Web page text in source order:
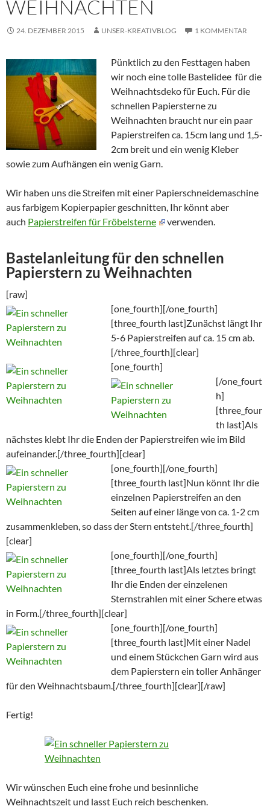
WEIHNACHTEN
24. DEZEMBER 2015 UNSER-KREATIVBLOG 1 KOMMENTAR
Pünktlich zu den Festtagen haben
wir noch eine tolle Bastelidee für die
Weihnachtsdeko für Euch. Für die
schnellen Papiersterne zu
Weihnachten braucht nur ein paar
Papierstreifen ca. 15cm lang und 1,5-
2cm breit und ein wenig Kleber
sowie zum Aufhängen ein wenig Garn.
Wir haben uns die Streifen mit einer Papierschneidemaschine
aus farbigem Kopierpapier geschnitten, Ihr könnt aber
auch Papierstreifen für Fröbelsterne verwenden.
Bastelanleitung für den schnellen
Papierstern zu Weihnachten
[raw]
[one_fourth][/one_fourth]
[three_fourth last]Zunächst längt Ihr
5-6 Papierstreifen auf ca. 15 cm ab.
[/three_fourth][clear]
[one_fourth]
[/one_fourt
h]
[three_four
th last]Als
nächstes klebt Ihr die Enden der Papierstreifen wie im Bild
aufeinander.[/three_fourth][clear]
[one_fourth][/one_fourth]
[three_fourth last]Nun könnt Ihr die
einzelnen Papierstreifen an den
Seiten auf einer länge von ca. 1-2 cm
zusammenkleben, so dass der Stern entsteht.[/three_fourth]
[clear]
[one_fourth][/one_fourth]
[three_fourth last]Als letztes bringt
Ihr die Enden der einzelenen
Sternstrahlen mit einer Schere etwas
in Form.[/three_fourth][clear]
[one_fourth][/one_fourth]
[three_fourth last]Mit einer Nadel
und einem Stückchen Garn wird aus
dem Papierstern ein toller Anhänger
für den Weihnachtsbaum.[/three_fourth][clear][/raw]
Fertig!
Wir wünschen Euch eine frohe und besinnliche
Weihnachtszeit und lasst Euch reich beschenken.